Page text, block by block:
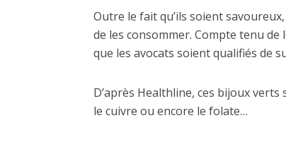
Outre le fait qu’ils soient
de les consommer. Compte tenu
que les avocats soient qualifiés de
D’après Healthline, ces bijoux
le cuivre ou encore le folate…